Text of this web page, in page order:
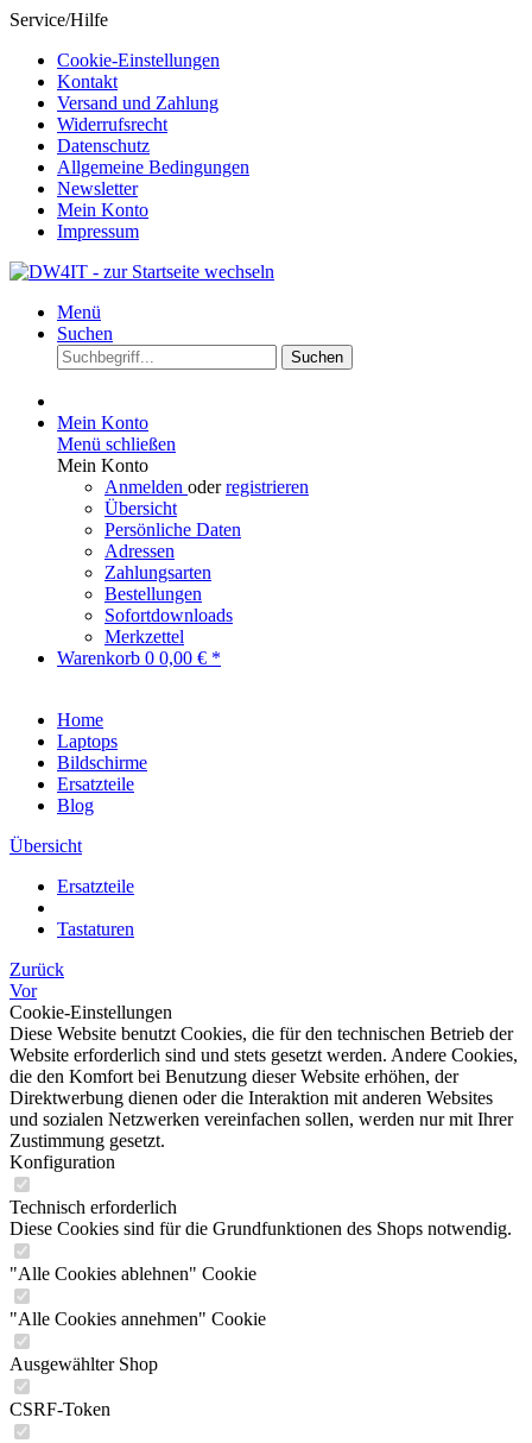
Service/Hilfe
Cookie-Einstellungen
Kontakt
Versand und Zahlung
Widerrufsrecht
Datenschutz
Allgemeine Bedingungen
Newsletter
Mein Konto
Impressum
Menü
Suchen
Suchen
Mein Konto
Menü schließen
Mein Konto
Anmelden oderregistrieren
Übersicht
Persönliche Daten
Adressen
Zahlungsarten
Bestellungen
Sofortdownloads
Merkzettel
Warenkorb 0 0,00 € *
Home
Laptops
Bildschirme
Ersatzteile
Blog
Übersicht
Ersatzteile
Tastaturen
Zurück
Vor
Cookie-Einstellungen
Diese Website benutzt Cookies, die für den technischen Betrieb der
Website erforderlich sind und stets gesetzt werden. Andere Cookies,
die den Komfort bei Benutzung dieser Website erhöhen, der
Direktwerbung dienen oder die Interaktion mit anderen Websites
und sozialen Netzwerken vereinfachen sollen, werden nur mit Ihrer
Zustimmung gesetzt.
Konfiguration
Technisch erforderlich
Diese Cookies sind für die Grundfunktionen des Shops notwendig.
"Alle Cookies ablehnen" Cookie
"Alle Cookies annehmen" Cookie
Ausgewählter Shop
CSRF-Token